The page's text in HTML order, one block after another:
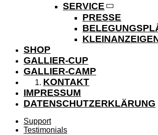
SERVICE
PRESSE
SHOP
GALLIER-CUP
GALLIER-CAMP
KONTAKT
IMPRESSUM
DATENSCHUTZERKLÄRUNG
Support
Testimonials